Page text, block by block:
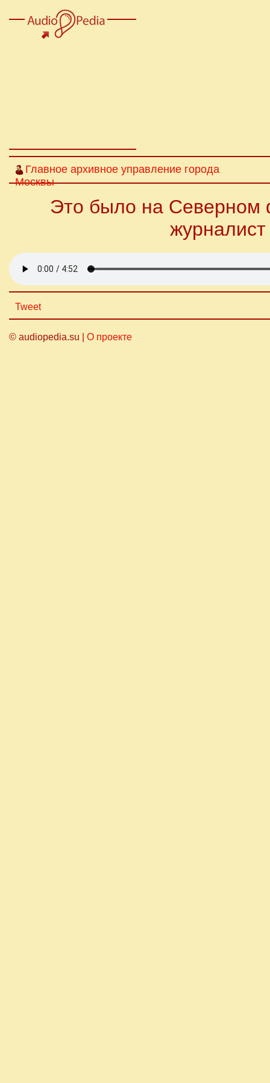
Главное архивное управление города
Москвы
Это было на Северном
Tweet
© audiopedia.su | О проекте